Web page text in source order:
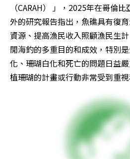
（CARAH） 」，2025年在哥倫
外的研究報告指出，魚礁具有復
資源、提高漁民收入照顧漁民生
閒海釣的多重目的和成效，特別
化、珊瑚白化和死亡的問題日益
植珊瑚的計畫或行動非常受到重視